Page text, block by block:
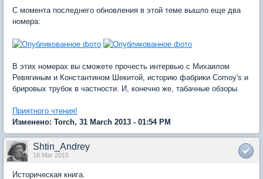
С момента последнего обновления в этой теме вышло еще два
номера:
В этих номерах вы сможете прочесть интервью с Михаилом
Ревягиным и Константином Шекитой, историю фабрики Comoy's и
брировых трубок в частности. И, конечно же, табачные обзоры.
Приятного чтения!
Изменено: Torch, 31 March 2013 - 01:54 PM
Shtin_Andrey
16 Mar 2015
Историческая книга.